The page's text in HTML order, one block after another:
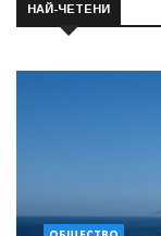
НАЙ-ЧЕТЕНИ